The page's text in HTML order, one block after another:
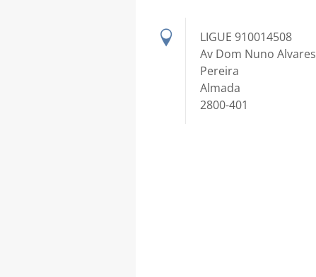
LIGUE 910014508
Av Dom Nuno Alvares
Pereira
Almada
2800-401